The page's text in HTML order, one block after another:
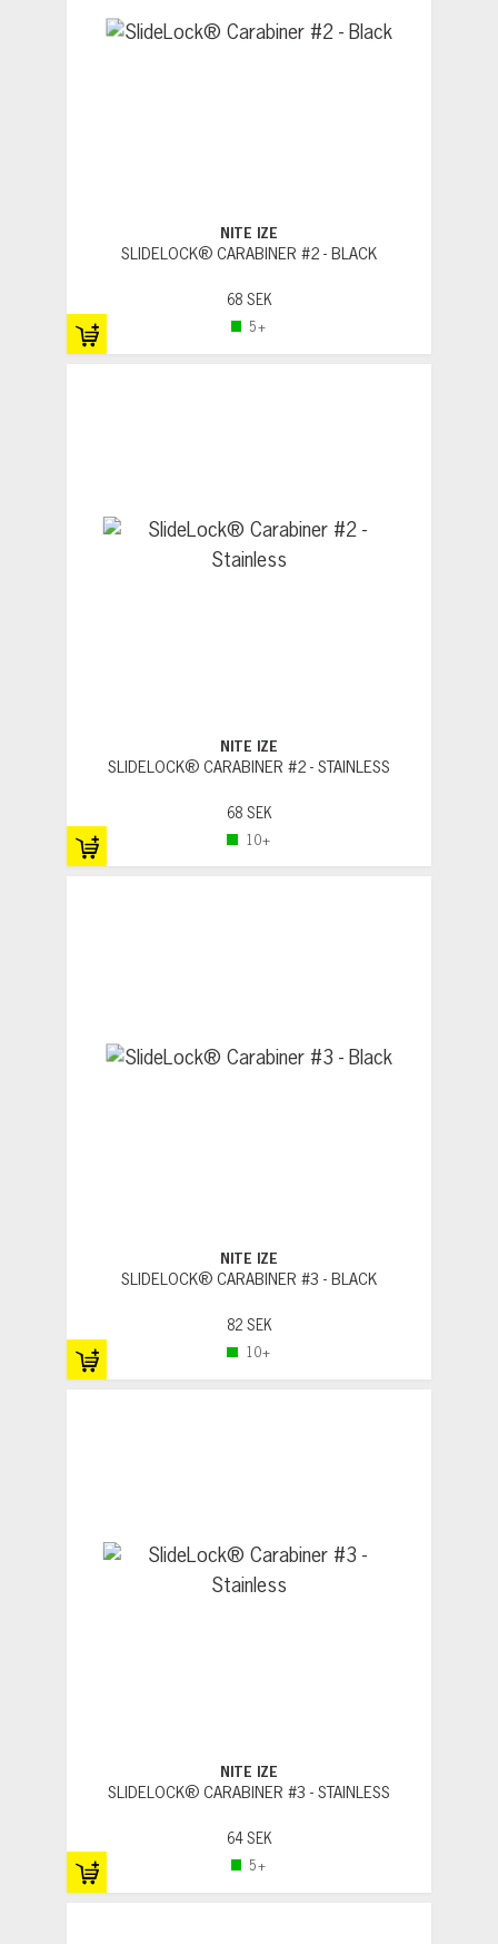
NITE IZE
SLIDELOCK® CARABINER #2 - BLACK
68 SEK
5+
NITE IZE
SLIDELOCK® CARABINER #2 - STAINLESS
68 SEK
10+
NITE IZE
SLIDELOCK® CARABINER #3 - BLACK
82 SEK
10+
NITE IZE
SLIDELOCK® CARABINER #3 - STAINLESS
64 SEK
5+